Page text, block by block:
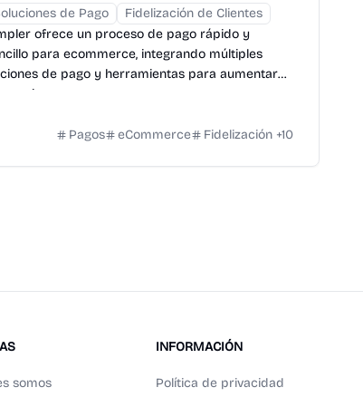
de Pago
Fidelización de Clientes
ofrece un proceso de pago rápido y
para ecommerce, integrando múltiples
de pago y herramientas para aumentar
Pagos eCommerce Fidelización +10
somos
INFORMACIÓN
Política de privacidad